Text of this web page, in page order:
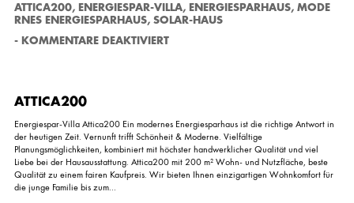
ATTICA200, ENERGIESPAR-VILLA, ENERGIESPARHAUS, MODE
RNES ENERGIESPARHAUS, SOLAR-HAUS
- KOMMENTARE DEAKTIVIERTF
C
A
2
0
0
ATTICA200
Energiespar-Villa Attica200 Ein modernes Energiesparhaus ist die richtige Antwort in
der heutigen Zeit. Vernunft trifft Schönheit & Moderne. Vielfältige
Planungsmöglichkeiten, kombiniert mit höchster handwerklicher Qualität und viel
Liebe bei der Hausausstattung. Attica200 mit 200 m² Wohn- und Nutzfläche, beste
Qualität zu einem fairen Kaufpreis. Wir bieten Ihnen einzigartigen Wohnkomfort für
die junge Familie bis zum...